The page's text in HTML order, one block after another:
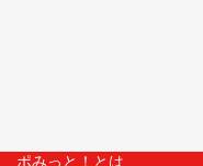
ポみっと！とは